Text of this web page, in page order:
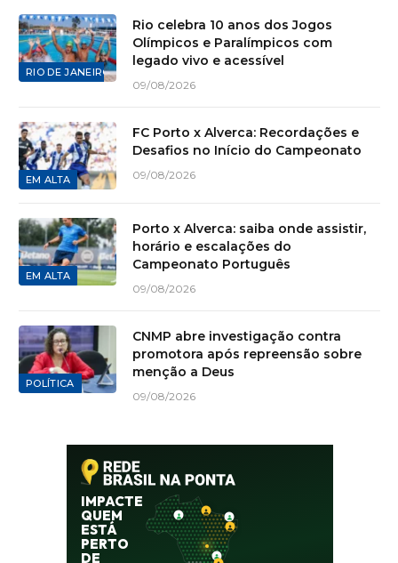
RIO DE JANEIRO
Rio celebra 10 anos dos Jogos
Olímpicos e Paralímpicos com
legado vivo e acessível
09/08/2026
EM ALTA
FC Porto x Alverca: Recordações e
Desafios no Início do Campeonato
09/08/2026
EM ALTA
Porto x Alverca: saiba onde assistir,
horário e escalações do
Campeonato Português
09/08/2026
POLÍTICA
CNMP abre investigação contra
promotora após repreensão sobre
menção a Deus
09/08/2026